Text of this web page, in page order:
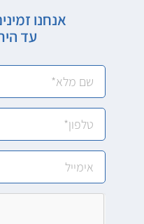
אנחנו
עד